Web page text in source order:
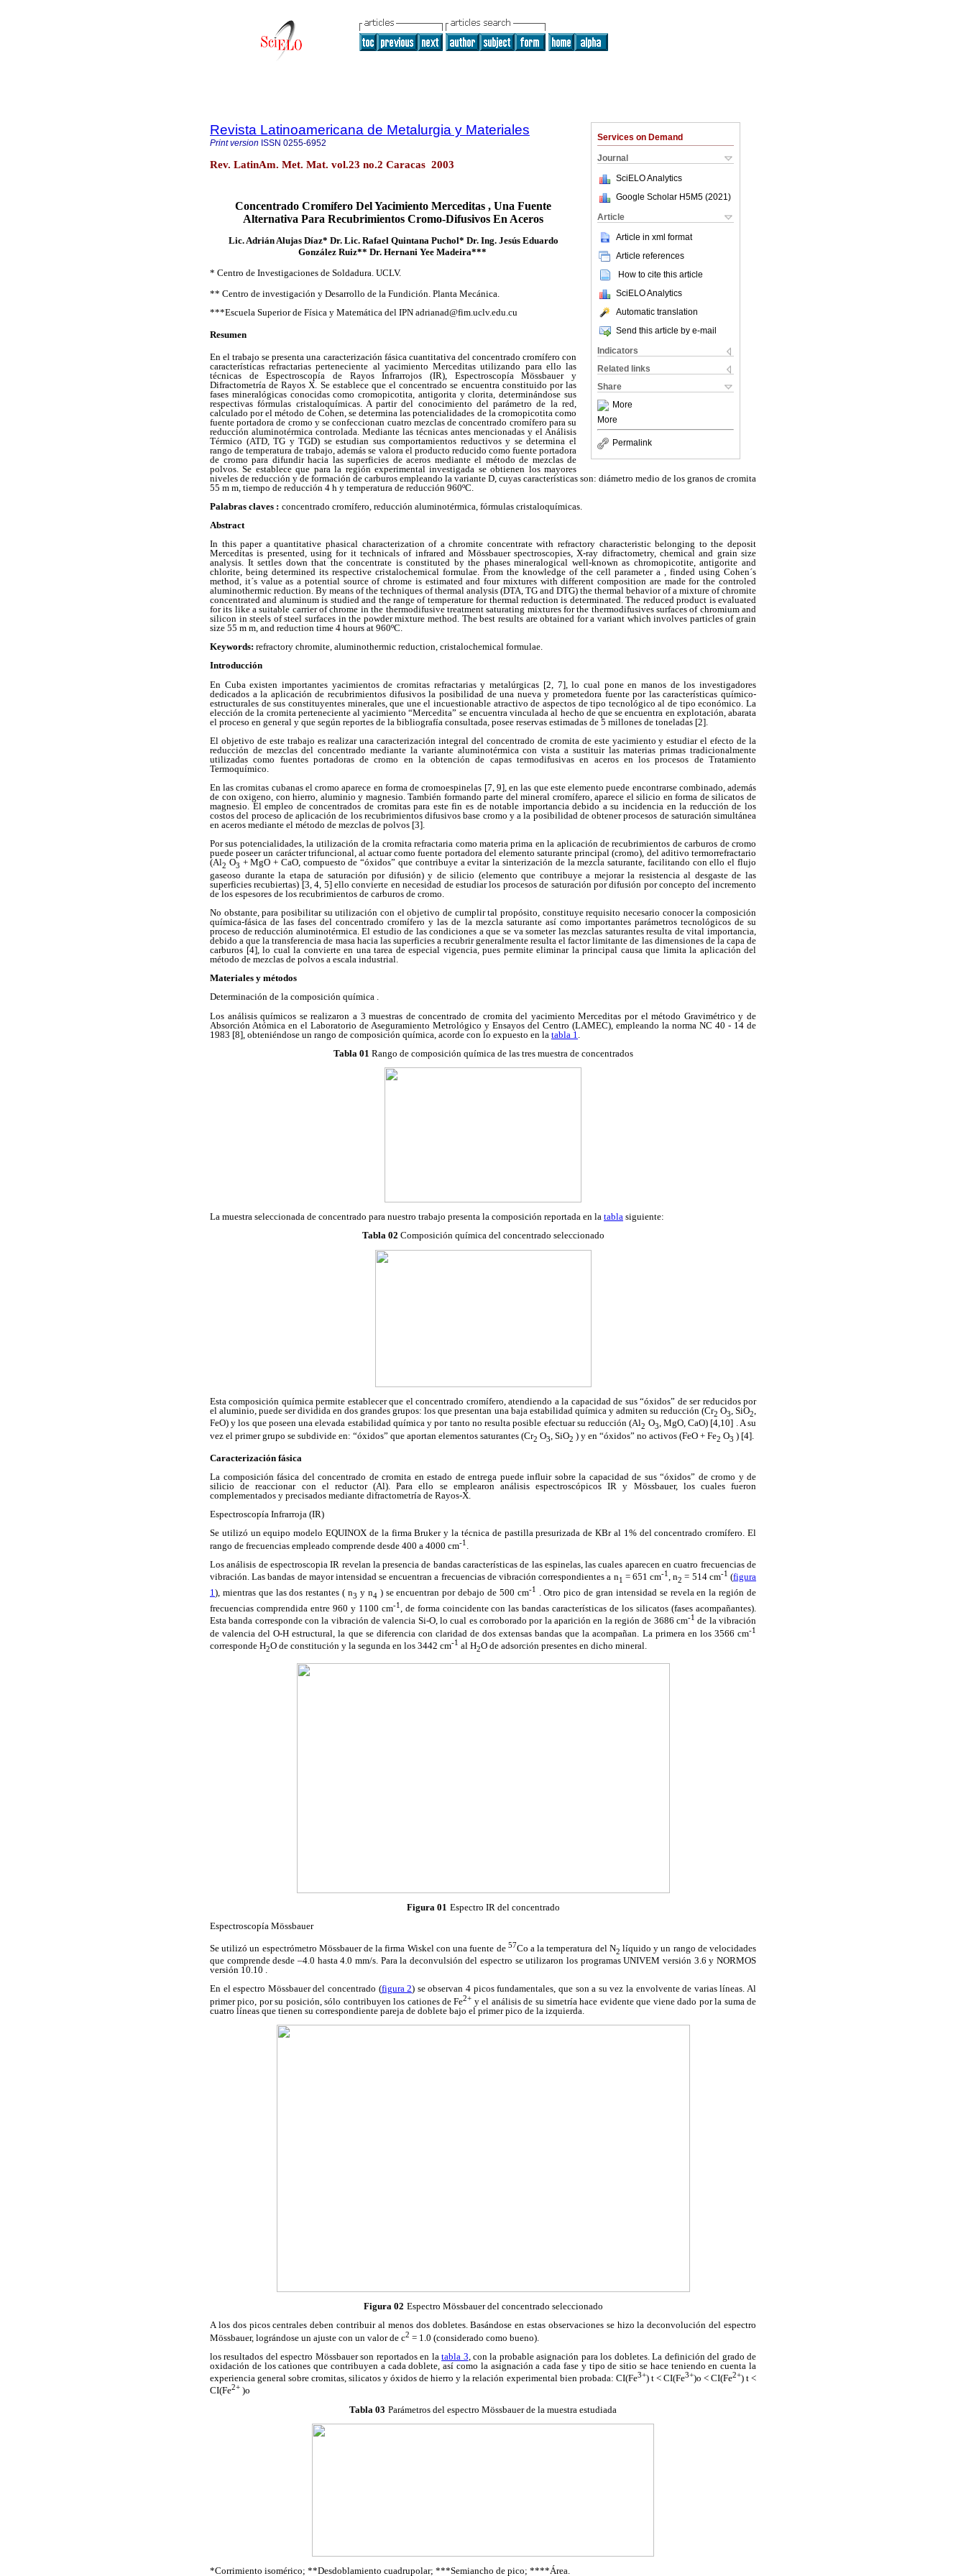
Services on Demand
Journal
SciELO Analytics
Google Scholar H5M5 (2021 )
Article
Article in xml format
Article references
How to cite this article
SciELO Analytics
Automatic translation
Send this article by e-mail
Indicators
Related links
Share
More
More
Permalink
Revista Latinoamericana de Metalurgia y Materiales
Print version ISSN 0255-6952
Rev. LatinAm. Met. Mat. vol.23 no.2 Caracas 2003
Concentrado Cromífero Del Yacimiento Merceditas , Una Fuente
Alternativa Para Recubrimientos Cromo-Difusivos En Aceros
Lic. Adrián Alujas Díaz* Dr. Lic. Rafael Quintana Puchol* Dr. Ing. Jesús Eduardo
González Ruiz** Dr. Hernani Yee Madeira***
* Centro de Investigaciones de Soldadura. UCLV.
** Centro de investigación y Desarrollo de la Fundición. Planta Mecánica.
***Escuela Superior de Física y Matemática del IPN adrianad@fim.uclv.edu.cu
Resumen
En el trabajo se presenta una caracterización fásica cuantitativa del concentrado cromífero con
características refractarias perteneciente al yacimiento Merceditas utilizando para ello las
técnicas de Espectroscopía de Rayos Infrarrojos (IR), Espectroscopía Mössbauer y
Difractometría de Rayos X. Se establece que el concentrado se encuentra constituido por las
fases mineralógicas conocidas como cromopicotita, antigorita y clorita, determinándose sus
respectivas fórmulas cristaloquímicas. A partir del conocimiento del parámetro de la red,
calculado por el método de Cohen, se determina las potencialidades de la cromopicotita como
fuente portadora de cromo y se confeccionan cuatro mezclas de concentrado cromífero para su
reducción aluminotérmica controlada. Mediante las técnicas antes mencionadas y el Análisis
Térmico (ATD, TG y TGD) se estudian sus comportamientos reductivos y se determina el
rango de temperatura de trabajo, además se valora el producto reducido como fuente portadora
de cromo para difundir hacia las superficies de aceros mediante el método de mezclas de
polvos. Se establece que para la región experimental investigada se obtienen los mayores
niveles de reducción y de formación de carburos empleando la variante D, cuyas características son: diámetro medio de los granos de cromita
55 m m, tiempo de reducción 4 h y temperatura de reducción 960ºC.
Palabras claves : concentrado cromífero, reducción aluminotérmica, fórmulas cristaloquímicas.
Abstract
In this paper a quantitative phasical characterization of a chromite concentrate with refractory characteristic belonging to the deposit
Merceditas is presented, using for it technicals of infrared and Mössbauer spectroscopies, X-ray difractometry, chemical and grain size
analysis. It settles down that the concentrate is constituted by the phases mineralogical well-known as chromopicotite, antigorite and
chlorite, being determined its respective cristalochemical formulae. From the knowledge of the cell parameter a , finded using Cohen´s
method, it´s value as a potential source of chrome is estimated and four mixtures with different composition are made for the controled
aluminothermic reduction. By means of the techniques of thermal analysis (DTA, TG and DTG) the thermal behavior of a mixture of chromite
concentrated and aluminum is studied and the range of temperature for thermal reduction is determinated. The reduced product is evaluated
for its like a suitable carrier of chrome in the thermodifusive treatment saturating mixtures for the thermodifusives surfaces of chromium and
silicon in steels of steel surfaces in the powder mixture method. The best results are obtained for a variant which involves particles of grain
size 55 m m, and reduction time 4 hours at 960ºC.
Keywords: refractory chromite, aluminothermic reduction, cristalochemical formulae.
Introducción
En Cuba existen importantes yacimientos de cromitas refractarias y metalúrgicas [2, 7], lo cual pone en manos de los investigadores
dedicados a la aplicación de recubrimientos difusivos la posibilidad de una nueva y prometedora fuente por las características químico-
estructurales de sus constituyentes minerales, que une el incuestionable atractivo de aspectos de tipo tecnológico al de tipo económico. La
elección de la cromita perteneciente al yacimiento “Mercedita” se encuentra vinculada al hecho de que se encuentra en explotación, abarata
el proceso en general y que según reportes de la bibliografía consultada, posee reservas estimadas de 5 millones de toneladas [2].
El objetivo de este trabajo es realizar una caracterización integral del concentrado de cromita de este yacimiento y estudiar el efecto de la
reducción de mezclas del concentrado mediante la variante aluminotérmica con vista a sustituir las materias primas tradicionalmente
utilizadas como fuentes portadoras de cromo en la obtención de capas termodifusivas en aceros en los procesos de Tratamiento
Termoquímico.
En las cromitas cubanas el cromo aparece en forma de cromoespinelas [7, 9], en las que este elemento puede encontrarse combinado, además
de con oxigeno, con hierro, aluminio y magnesio. También formando parte del mineral cromífero, aparece el silicio en forma de silicatos de
magnesio. El empleo de concentrados de cromitas para este fin es de notable importancia debido a su incidencia en la reducción de los
costos del proceso de aplicación de los recubrimientos difusivos base cromo y a la posibilidad de obtener procesos de saturación simultánea
en aceros mediante el método de mezclas de polvos [3].
Por sus potencialidades, la utilización de la cromita refractaria como materia prima en la aplicación de recubrimientos de carburos de cromo
puede poseer un carácter trifuncional, al actuar como fuente portadora del elemento saturante principal (cromo), del aditivo termorrefractario
(Al2 O3 + MgO + CaO, compuesto de “óxidos” que contribuye a evitar la sinterización de la mezcla saturante, facilitando con ello el flujo
gaseoso durante la etapa de saturación por difusión) y de silicio (elemento que contribuye a mejorar la resistencia al desgaste de las
superficies recubiertas) [3, 4, 5] ello convierte en necesidad de estudiar los procesos de saturación por difusión por concepto del incremento
de los espesores de los recubrimientos de carburos de cromo.
No obstante, para posibilitar su utilización con el objetivo de cumplir tal propósito, constituye requisito necesario conocer la composición
química-fásica de las fases del concentrado cromífero y las de la mezcla saturante así como importantes parámetros tecnológicos de su
proceso de reducción aluminotérmica. El estudio de las condiciones a que se va someter las mezclas saturantes resulta de vital importancia,
debido a que la transferencia de masa hacia las superficies a recubrir generalmente resulta el factor limitante de las dimensiones de la capa de
carburos [4], lo cual la convierte en una tarea de especial vigencia, pues permite eliminar la principal causa que limita la aplicación del
método de mezclas de polvos a escala industrial.
Materiales y métodos
Determinación de la composición química .
Los análisis químicos se realizaron a 3 muestras de concentrado de cromita del yacimiento Merceditas por el método Gravimétrico y de
Absorción Atómica en el Laboratorio de Aseguramiento Metrológico y Ensayos del Centro (LAMEC), empleando la norma NC 40 - 14 de
1983 [8], obteniéndose un rango de composición química, acorde con lo expuesto en la tabla 1
Tabla 01 Rango de composición química de las tres muestra de concentrados
La muestra seleccionada de concentrado para nuestro trabajo presenta la composición reportada en la tabla siguiente:
Tabla 02 Composición química del concentrado seleccionado
Esta composición química permite establecer que el concentrado cromífero, atendiendo a la capacidad de sus “óxidos” de ser reducidos por
el aluminio, puede ser dividida en dos grandes grupos: los que presentan una baja estabilidad química y admiten su reducción (Cr2 O3 , SiO2
FeO) y los que poseen una elevada estabilidad química y por tanto no resulta posible efectuar su reducción (Al2 O3, MgO, CaO) [4,10] . A su
vez el primer grupo se subdivide en: “óxidos” que aportan elementos saturantes (Cr2 O3 , SiO2 ) y en “óxidos” no activos (FeO + Fe2 O3 ) [4].
Caracterización fásica
La composición fásica del concentrado de cromita en estado de entrega puede influir sobre la capacidad de sus “óxidos” de cromo y de
silicio de reaccionar con el reductor (Al). Para ello se emplearon análisis espectroscópicos IR y Mössbauer, los cuales fueron
complementados y precisados mediante difractometría de Rayos-X.
Espectroscopía Infrarroja (IR)
Se utilizó un equipo modelo EQUINOX de la firma Bruker y la técnica de pastilla presurizada de KBr al 1% del concentrado cromífero. El
rango de frecuencias empleado comprende desde 400 a 4000 cm-1
Los análisis de espectroscopia IR revelan la presencia de bandas características de las espinelas, las cuales aparecen en cuatro frecuencias de
vibración. Las bandas de mayor intensidad se encuentran a frecuencias de vibración correspondientes a n1 = 651 cm-1, n2 = 514 cm-1 (figura
1 ), mientras que las dos restantes ( n3 y n4 ) se encuentran por debajo de 500 cm-1
. Otro pico de gran intensidad se revela en la región de
frecuencias comprendida entre 960 y 1100 cm-1
, de forma coincidente con las bandas características de los silicatos (fases acompañantes).
Esta banda corresponde con la vibración de valencia Si-O, lo cual es corroborado por la aparición en la región de 3686 cm-1 de la vibración
de valencia del O-H estructural, la que se diferencia con claridad de dos extensas bandas que la acompañan. La primera en los 3566 cm-1
corresponde H2O de constitución y la segunda en los 3442 cm-1 al H2O de adsorción presentes en dicho mineral.
Figura 01 Espectro IR del concentrado
Espectroscopía Mössbauer
Se utilizó un espectrómetro Mössbauer de la firma Wiskel con una fuente de 57Co a la temperatura del N2 líquido y un rango de velocidades
que comprende desde –4.0 hasta 4.0 mm/s. Para la deconvulsión del espectro se utilizaron los programas UNIVEM versión 3.6 y NORMOS
versión 10.10 .
En el espectro Mössbauer del concentrado (figura 2) se observan 4 picos fundamentales, que son a su vez la envolvente de varias líneas. Al
primer pico, por su posición, sólo contribuyen los cationes de Fe2+ y el análisis de su simetría hace evidente que viene dado por la suma de
cuatro líneas que tienen su correspondiente pareja de doblete bajo el primer pico de la izquierda.
Figura 02 Espectro Mössbauer del concentrado seleccionado
A los dos picos centrales deben contribuir al menos dos dobletes. Basándose en estas observaciones se hizo la deconvolución del espectro
Mössbauer, lográndose un ajuste con un valor de c2 = 1.0 (considerado como bueno).
los resultados del espectro Mössbauer son reportados en latabla 3 , con la probable asignación para los dobletes. La definición del grado de
oxidación de los cationes que contribuyen a cada doblete, así como la asignación a cada fase y tipo de sitio se hace teniendo en cuenta la
experiencia general sobre cromitas, silicatos y óxidos de hierro y la relación experimental bien probada: CI(Fe3+) t < CI(Fe3+)o < CI(Fe2+) t <
CI(Fe2+ )o
Tabla 03 Parámetros del espectro Mössbauer de la muestra estudiada
*Corrimiento isomérico; **Desdoblamiento cuadrupolar; ***Semiancho de pico; ****Área.